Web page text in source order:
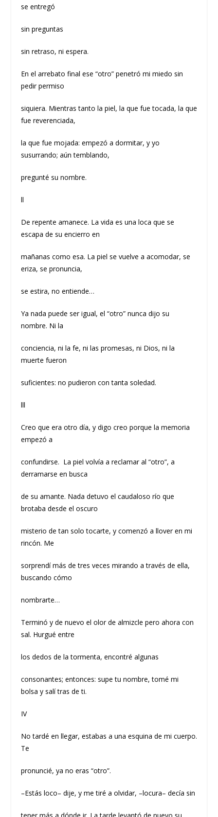
se entregó
sin preguntas
sin retraso, ni espera.
En el arrebato final ese “otro” penetró mi miedo sin
pedir permiso
siquiera. Mientras tanto la piel, la que fue tocada, la que
fue reverenciada,
la que fue mojada: empezó a dormitar, y yo
susurrando; aún temblando,
pregunté su nombre.
ll
De repente amanece. La vida es una loca que se
escapa de su encierro en
mañanas como esa. La piel se vuelve a acomodar, se
eriza, se pronuncia,
se estira, no entiende…
Ya nada puede ser igual, el “otro” nunca dijo su
nombre. Ni la
conciencia, ni la fe, ni las promesas, ni Dios, ni la
muerte fueron
suficientes: no pudieron con tanta soledad.
lll
Creo que era otro día, y digo creo porque la memoria
empezó a
confundirse. La piel volvía a reclamar al “otro”, a
derramarse en busca
de su amante. Nada detuvo el caudaloso río que
brotaba desde el oscuro
misterio de tan solo tocarte, y comenzó a llover en mi
rincón. Me
sorprendí más de tres veces mirando a través de ella,
buscando cómo
nombrarte…
Terminó y de nuevo el olor de almizcle pero ahora con
sal. Hurgué entre
los dedos de la tormenta, encontré algunas
consonantes; entonces: supe tu nombre, tomé mi
bolsa y salí tras de ti.
IV
No tardé en llegar, estabas a una esquina de mi cuerpo.
Te
pronuncié, ya no eras “otro”.
–Estás loco– dije, y me tiré a olvidar, –locura– decía sin